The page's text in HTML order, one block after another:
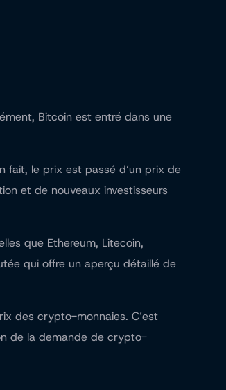
Bitcoin est entré dans une
fait, le prix est passé d’un prix de
et de nouveaux investisseurs
que Ethereum, Litecoin,
qui offre un aperçu détaillé de
des crypto-monnaies. C’est
de la demande de crypto-